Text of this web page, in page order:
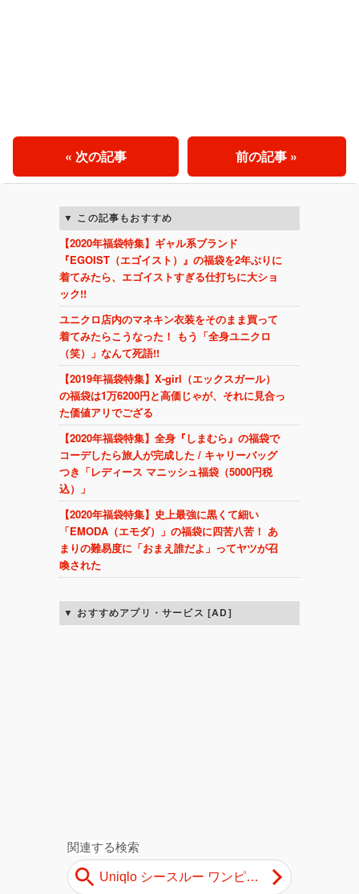
前の記事 »
« 次の記事
この記事もおすすめ
【2020年福袋特集】ギャル系ブランド
『EGOIST（エゴイスト）』の福袋を2年ぶりに
着てみたら、エゴイストすぎる仕打ちに大ショ
ック!!
ユニクロ店内のマネキン衣装をそのまま買って
着てみたらこうなった！ もう「全身ユニクロ
（笑）」なんて死語!!
【2019年福袋特集】X-girl（エックスガール）
の福袋は1万6200円と高価じゃが、それに見合っ
た価値アリでござる
【2020年福袋特集】全身『しまむら』の福袋で
コーデしたら旅人が完成した / キャリーバッグ
つき「レディース マニッシュ福袋（5000円税
込）」
【2020年福袋特集】史上最強に黒くて細い
「EMODA（エモダ）」の福袋に四苦八苦！ あ
まりの難易度に「おまえ誰だよ」ってヤツが召
喚された
おすすめアプリ・サービス [AD]